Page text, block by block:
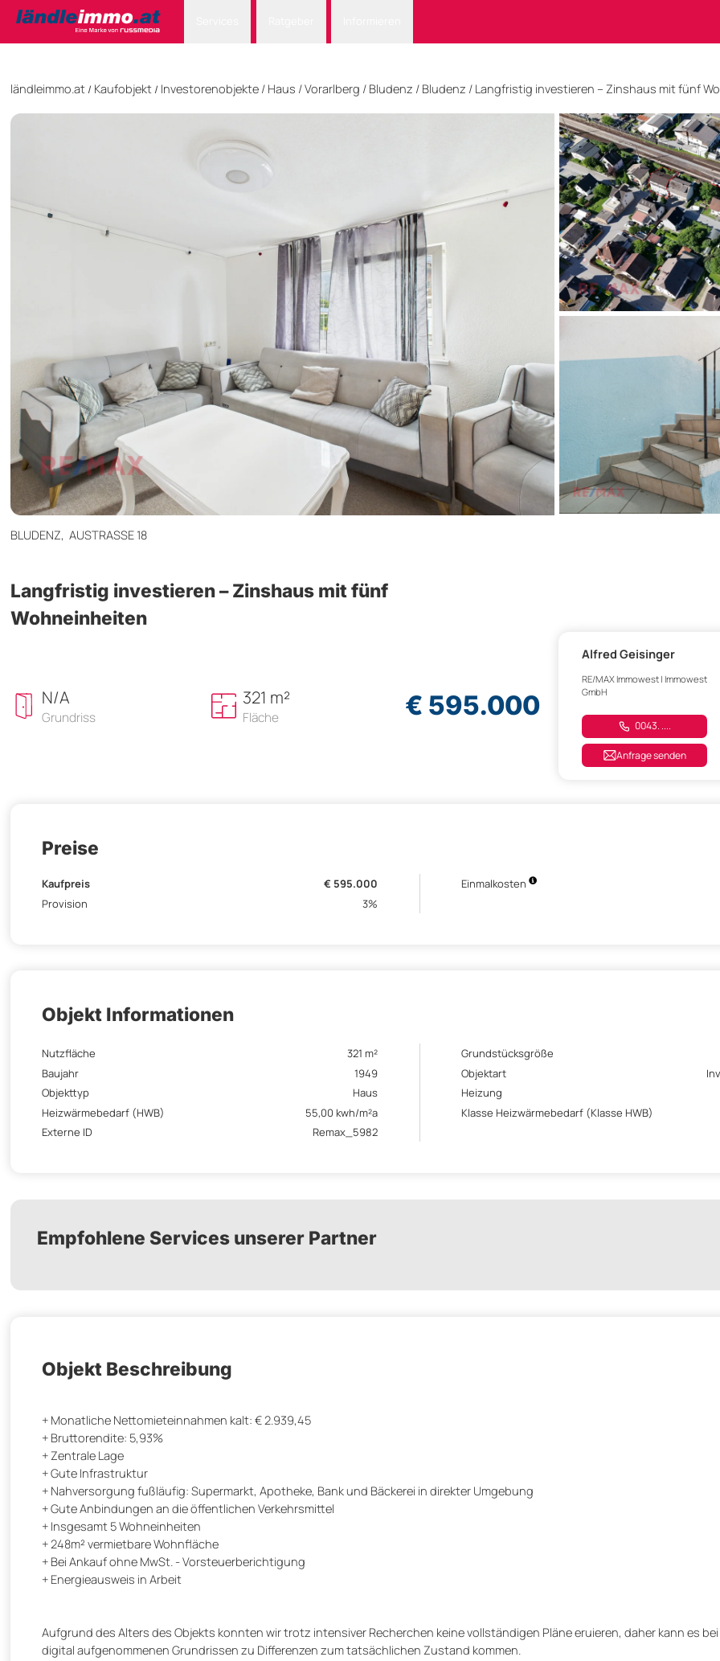
ländleimmo.at / Kaufobjekt / Investorenobjekte / Haus /Vorarlberg / Bludenz / Bludenz / Langfristig investieren – Zinshaus mit fünf
BLUDENZ, AUSTRASSE 18
Langfristig investieren – Zinshaus mit fünf
Wohneinheiten
N/A
Grundriss
321 m²
Fläche € 595.000
Alfred Geisinger
RE/MAX Immowest | Immowest
GmbH
0043. ....
Anfrage senden
Preise
Kaufpreis € 595.000
Einmalkosten
Provision
3%
Objekt Informationen
Nutzfläche 321 m²
Grundstücksgröße
Baujahr
1949 Objektart
Objekttyp
Haus
Heizung
Heizwärmebedarf (HWB)
55,00 kwh/m²a
Klasse Heizwärmebedarf (Klasse HWB)
Externe ID
Remax_5982
Empfohlene Services unserer Partner
Objekt Beschreibung
+ Monatliche Nettomieteinnahmen kalt: € 2.939,45
+ Bruttorendite: 5,93%
+ Zentrale Lage
+ Gute Infrastruktur
+ Nahversorgung fußläufig: Supermarkt, Apotheke, Bank und Bäckerei in direkter Umgebung
+ Gute Anbindungen an die öffentlichen Verkehrsmittel
+ Insgesamt 5 Wohneinheiten
+ 248m² vermietbare Wohnfläche
+ Bei Ankauf ohne MwSt. - Vorsteuerberichtigung
+ Energieausweis in Arbeit
Aufgrund des Alters des Objekts konnten wir trotz intensiver Recherchen keine vollständigen Pläne eruieren, daher kann es
digital aufgenommenen Grundrissen zu Differenzen zum tatsächlichen Zustand kommen.